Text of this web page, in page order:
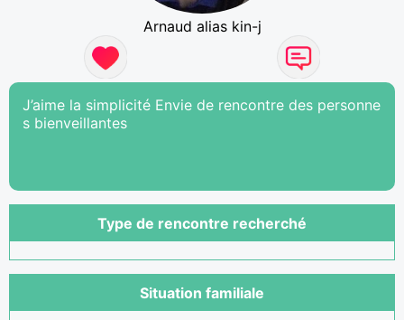
Arnaud alias kin-j
J’aime la simplicité Envie de rencontre des personne
s bienveillantes
Type de rencontre recherché
Situation familiale